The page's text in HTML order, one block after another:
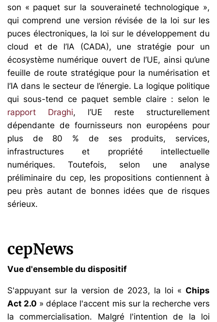
son « paquet sur la souveraineté technologique »,
qui comprend une version révisée de la loi sur les
puces électroniques, la loi sur le développement du
cloud et de l’IA (CADA), une stratégie pour un
écosystème numérique ouvert de l’UE, ainsi qu’une
feuille de route stratégique pour la numérisation et
l’IA dans le secteur de l’énergie. La logique politique
qui sous-tend ce paquet semble claire : selon le
rapport Draghi, l’UE reste structurellement
dépendante de fournisseurs non européens pour
plus de 80 % de ses produits, services,
infrastructures et propriété intellectuelle
numériques. Toutefois, selon une analyse
préliminaire du cep, les propositions contiennent à
peu près autant de bonnes idées que de risques
sérieux.
cepNews
Vue d'ensemble du dispositif
S'appuyant sur la version de 2023, la loi «Chips
Act 2.0 » déplace l'accent mis sur la recherche vers
la commercialisation. Malgré l'intention de la loi